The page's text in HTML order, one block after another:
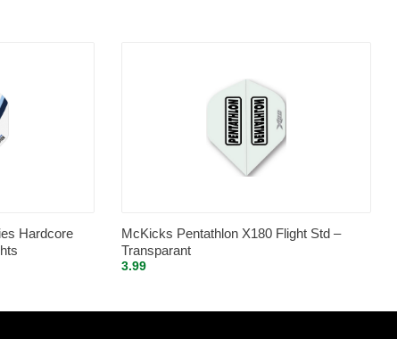
Hardcore
McKicks Pentathlon X180 Flight Std –
Transparant
3.99